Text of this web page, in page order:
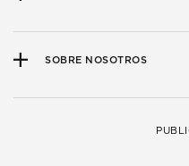
SOBRE NOSOTROS